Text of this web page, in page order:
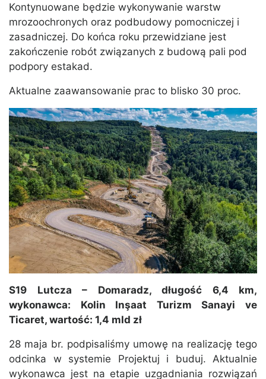
Kontynuowane będzie wykonywanie warstw
mrozoochronych oraz podbudowy pomocniczej i
zasadniczej. Do końca roku przewidziane jest
zakończenie robót związanych z budową pali pod
podpory estakad.
Aktualne zaawansowanie prac to blisko 30 proc.
S19 Lutcza – Domaradz, długość 6,4 km,
wykonawca: Kolin Inşaat Turizm Sanayi ve
Ticaret, wartość: 1,4 mld zł
28 maja br. podpisaliśmy umowę na realizację tego
odcinka w systemie Projektuj i buduj. Aktualnie
wykonawca jest na etapie uzgadniania rozwiązań